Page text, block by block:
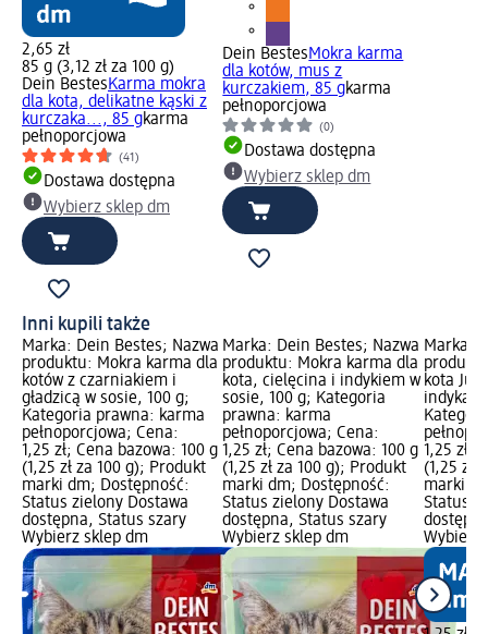
2,65 zł
85 g (3,12 zł za 100 g)
Dein BestesKarma mokra
dla kota, delikatne kąski z
kurczaka..., 85 gkarma
pełnoporcjowa
(41)
Dostawa dostępna
Wybierz sklep dm
Dein BestesMokra karma
dla kotów, mus z
kurczakiem, 85 gkarma
pełnoporcjowa
(0)
Dostawa dostępna
Wybierz sklep dm
Inni kupili także
Marka: Dein Bestes; Nazwa
produktu: Mokra karma dla
kotów z czarniakiem i
gładzicą w sosie, 100 g;
Kategoria prawna: karma
pełnoporcjowa; Cena:
1,25 zł; Cena bazowa: 100 g
(1,25 zł za 100 g); Produkt
marki dm; Dostępność:
Status zielony Dostawa
dostępna, Status szary
Wybierz sklep dm
Marka: Dein Bestes; Nazwa
produktu: Mokra karma dla
kota, cielęcina i indykiem w
sosie, 100 g; Kategoria
prawna: karma
pełnoporcjowa; Cena:
1,25 zł; Cena bazowa: 100 g
(1,25 zł za 100 g); Produkt
marki dm; Dostępność:
Status zielony Dostawa
dostępna, Status szary
Wybierz sklep dm
Marka:
kota
indyka
1,25 zł;
(1,25 zł
marki
Status
Wybierz